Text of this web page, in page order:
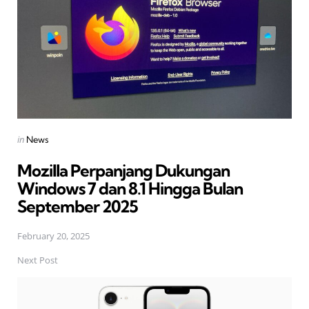
Posted
in News
Mozilla Perpanjang Dukungan
Windows 7 dan 8.1 Hingga Bulan
September 2025
February 20, 2025
Next Post